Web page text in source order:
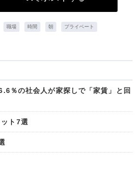
職場 時間 朝 プライベート
％の社会人が家探しで「家賃」と回
ト7選